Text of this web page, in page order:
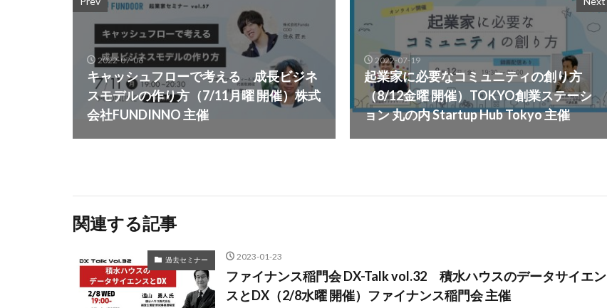
2022-07-06
キャッシュフローで考える 成長ビジネ
スモデルの作り方（7/11月曜 開催）株式
会社FUNDINNO 主催
2022-07-19
起業家に必要なコミュニティの創り方
（8/12金曜 開催）TOKYO創業ステーシ
ョン 丸の内 Startup Hub Tokyo 主催
関連する記事
過去セミナー 2023-01-23
ファイナンス稲門会 DX-Talk vol.32 積水ハウスのデータサイエン
スとDX（2/8水曜 開催）ファイナンス稲門会 主催